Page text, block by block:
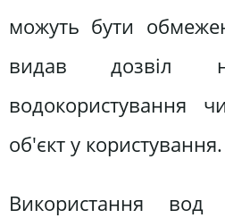
можуть бути
видав дозвіл
водокористування
об'єкт у користування.
Використання вод